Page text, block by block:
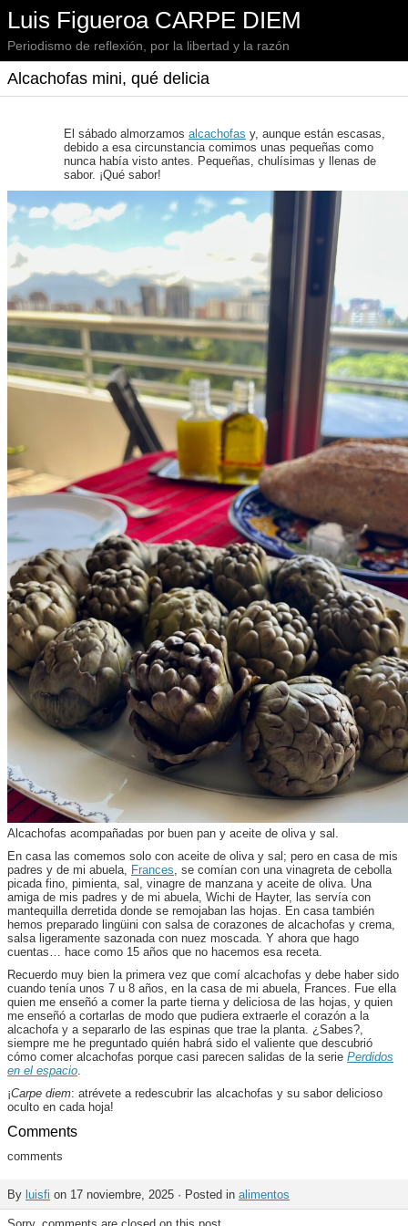
Luis Figueroa CARPE DIEM
Periodismo de reflexión, por la libertad y la razón
Alcachofas mini, qué delicia
El sábado almorzamos alcachofas y, aunque están escasas,
debido a esa circunstancia comimos unas pequeñas como
nunca había visto antes. Pequeñas, chulísimas y llenas de
sabor. ¡Qué sabor!
Alcachofas acompañadas por buen pan y aceite de oliva y sal.
En casa las comemos solo con aceite de oliva y sal; pero en casa de mis
padres y de mi abuela, Frances, se comían con una vinagreta de cebolla
picada fino, pimienta, sal, vinagre de manzana y aceite de oliva. Una
amiga de mis padres y de mi abuela, Wichi de Hayter, las servía con
mantequilla derretida donde se remojaban las hojas. En casa también
hemos preparado lingüini con salsa de corazones de alcachofas y crema,
salsa ligeramente sazonada con nuez moscada. Y ahora que hago
cuentas… hace como 15 años que no hacemos esa receta.
Recuerdo muy bien la primera vez que comí alcachofas y debe haber sido
cuando tenía unos 7 u 8 años, en la casa de mi abuela, Frances. Fue ella
quien me enseñó a comer la parte tierna y deliciosa de las hojas, y quien
me enseñó a cortarlas de modo que pudiera extraerle el corazón a la
alcachofa y a separarlo de las espinas que trae la planta. ¿Sabes?,
siempre me he preguntado quién habrá sido el valiente que descubrió
cómo comer alcachofas porque casi parecen salidas de la serie Perdidos
en el espacio.
¡Carpe diem: atrévete a redescubrir las alcachofas y su sabor delicioso
oculto en cada hoja!
Comments
comments
By luisfi on 17 noviembre, 2025 · Posted in alimentos